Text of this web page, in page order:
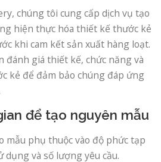
chúng tôi cung cấp dịch vụ tạo
hiện thực hóa thiết kế thước kẻ
khi cam kết sản xuất hàng loạt.
đánh giá thiết kế, chức năng và
kẻ để đảm bảo chúng đáp ứng
để tạo nguyên mẫu
mẫu phụ thuộc vào độ phức tạp
dụng và số lượng yêu cầu.